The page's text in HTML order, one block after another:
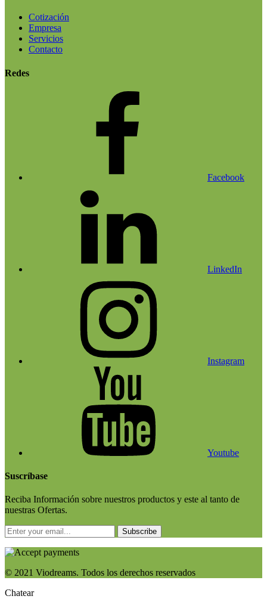
Cotización
Empresa
Servicios
Contacto
Redes
Facebook
LinkedIn
Instagram
Youtube
Suscríbase
Reciba Información sobre nuestros productos y este al tanto de
nuestras Ofertas.
Subscribe
© 2021 Viodreams. Todos los derechos reservados
Chatear